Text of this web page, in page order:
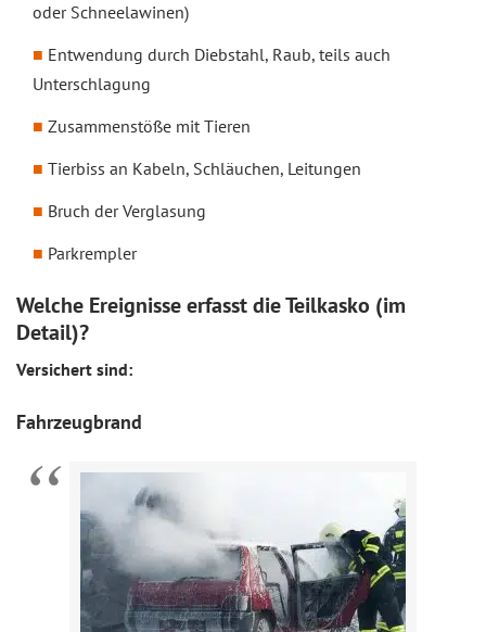
oder Schneelawinen)
Entwendung durch Diebstahl, Raub, teils auch
Unterschlagung
Zusammenstöße mit Tieren
Tierbiss an Kabeln, Schläuchen, Leitungen
Bruch der Verglasung
Parkrempler
Welche Ereignisse erfasst die Teilkasko (im
Detail)?
Versichert sind:
Fahrzeugbrand